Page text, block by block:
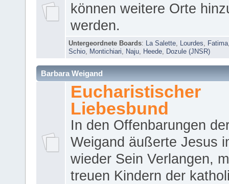
können weitere Orte
werden.
Untergeordnete Boards: La Salette Lourdes Fatima
Schio
Montichiari Naju Heede Dozule (JNSR)
Barbara Weigand
Eucharistischer
Liebesbund
In den Offenbarungen
Weigand äußerte Jesus
wieder Sein Verlangen,
treuen Kindern der